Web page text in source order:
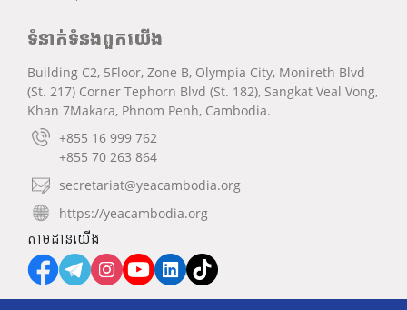
ទំនាក់ទំនងពួកយើង
Building C2, 5Floor, Zone B, Olympia City, Monireth Blvd
(St. 217) Corner Tephorn Blvd (St. 182), Sangkat Veal Vong,
Khan 7Makara, Phnom Penh, Cambodia.
+855 16 999 762
+855 70 263 864
secretariat@yeacambodia.org
https://yeacambodia.org
តាមដានយើង